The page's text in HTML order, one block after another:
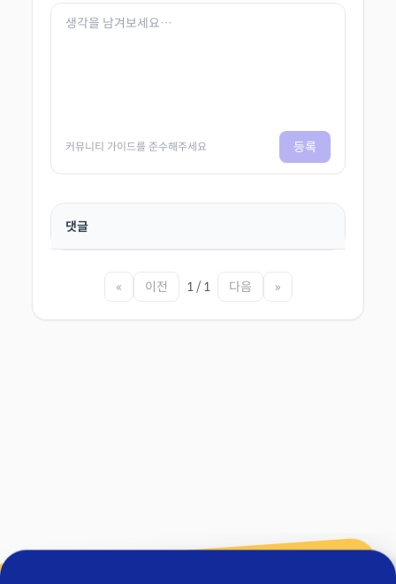
커뮤니티 가이드를 준수해주세요 등록
댓글
« 이전 1 / 1 다음 »